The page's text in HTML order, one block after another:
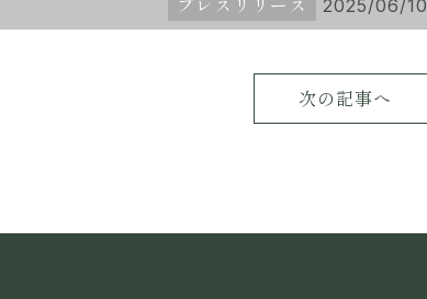
プレスリリース 2025/06/10
次の記事へ